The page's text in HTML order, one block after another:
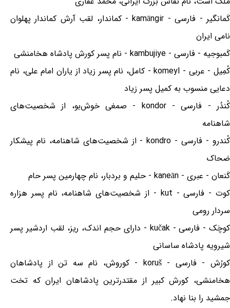
کَمانگیر - فارسی - kamāngir - کماندار، لقب آرش کماندار پهلوان
نامی ایران
کَمبوجیه - فارسی - kambujiye - نام پسر کورش پادشاه هخامنشی
کُمِیل - عربی - komeyl - کامل، نام پسر زیاد از یاران امام علی، نام
دعایی منسوب به کمیل پسر زیاد
کُندُر - فارسی - kondor - صمغی خوش‌بو، از شخصیت‌های
شاهنامه
کُندرو - فارسی - kondro - از شخصیت‌های شاهنامه، نام پیشکار
ضحاک
کَنعان - عبری - kaneān - حلیم و بردبار، نام چهارمین پسر حام
کوت - فارسی - kut - از شخصیت‌های شاهنامه، نام پسر هزاره
سردار رومی
کوچَک - فارسی - kučak - دارای حجم اندک، ریز، لقب اردشیر پسر
شیرویه پادشاه ساسانی
کورُش - فارسی - koruš - کوروش، نام سه تن از پادشاهان
هخامنشی، کورش کبیر از مقتدرترین پادشاهان ایران که تخت
جمشید را بنا نهاد.